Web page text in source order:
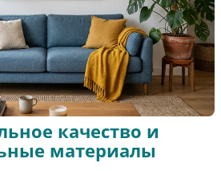
качество и
материалы